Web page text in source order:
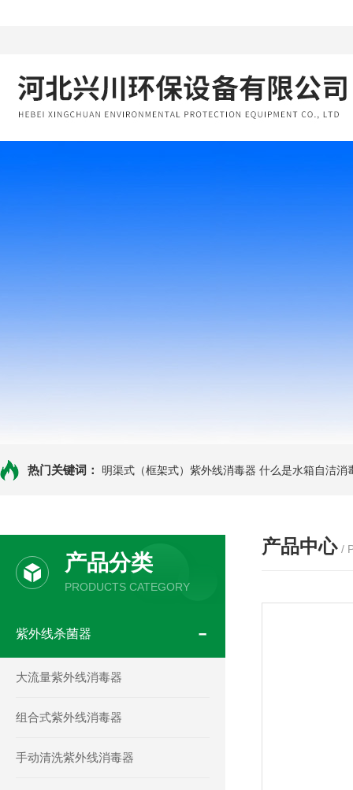
热门关键词： 明渠式（框架式）紫外线消毒器 什么是水箱自洁消
产品分类
PRODUCTS CATEGORY
紫外线杀菌器
大流量紫外线消毒器
组合式紫外线消毒器
手动清洗紫外线消毒器
产品中心 /